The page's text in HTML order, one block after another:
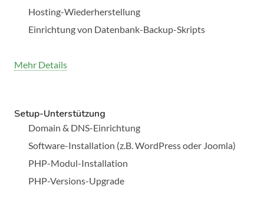
Hosting-Wiederherstellung
Einrichtung von Datenbank-Backup-Skripts
Mehr Details
Setup-Unterstützung
Domain & DNS-Einrichtung
Software-Installation (z.B. WordPress oder Joomla)
PHP-Modul-Installation
PHP-Versions-Upgrade